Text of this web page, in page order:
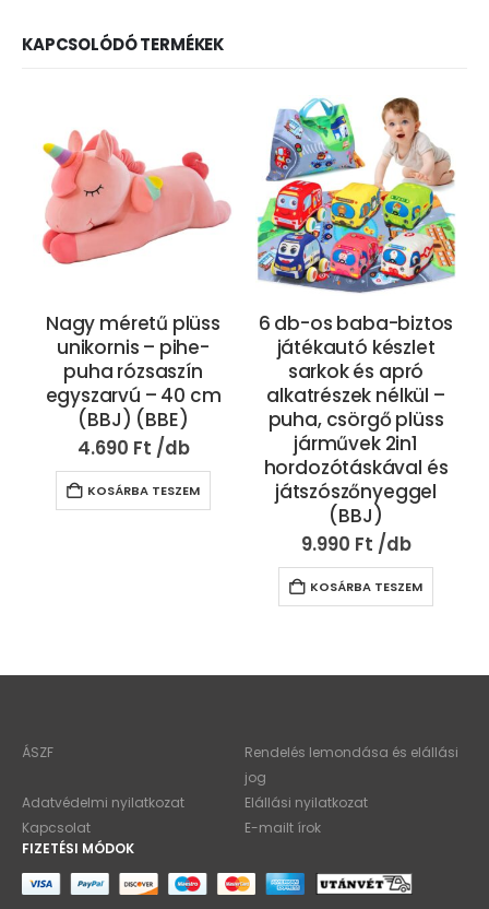
KAPCSOLÓDÓ TERMÉKEK
Nagy méretű plüss
unikornis – pihe-
puha rózsaszín
egyszarvú – 40 cm
(BBJ) (BBE)
4.690 Ft
KOSÁRBA TESZEM
6 db-os baba-biztos
játékautó készlet
sarkok és apró
alkatrészek nélkül –
puha, csörgő plüss
járművek 2in1
hordozótáskával és
játszószőnyeggel
(BBJ)
9.990 Ft
KOSÁRBA TESZEM
ÁSZF
Rendelés lemondása és elállási
jog
Adatvédelmi nyilatkozat
Elállási nyilatkozat
Kapcsolat
E-mailt írok
FIZETÉSI MÓDOK